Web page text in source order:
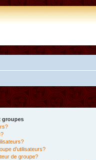
groupes
d’utilisateurs?
de groupe?